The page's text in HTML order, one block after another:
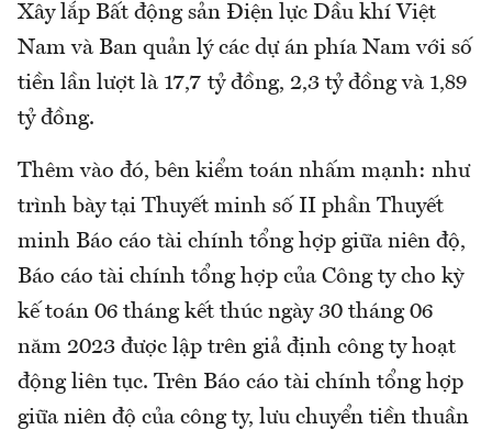
Xây lắp Bất động sản Điện lực Dầu khí Việt
Nam và Ban quản lý các dự án phía Nam với số
tiền lần lượt là 17,7 tỷ đồng, 2,3 tỷ đồng và 1,89
tỷ đồng.
Thêm vào đó, bên kiểm toán nhấm mạnh: như
trình bày tại Thuyết minh số II phần Thuyết
minh Báo cáo tài chính tổng hợp giữa niên độ,
Báo cáo tài chính tổng hợp của Công ty cho kỳ
kế toán 06 tháng kết thúc ngày 30 tháng 06
năm 2023 được lập trên giả định công ty hoạt
động liên tục. Trên Báo cáo tài chính tổng hợp
giữa niên độ của công ty, lưu chuyển tiền thuần